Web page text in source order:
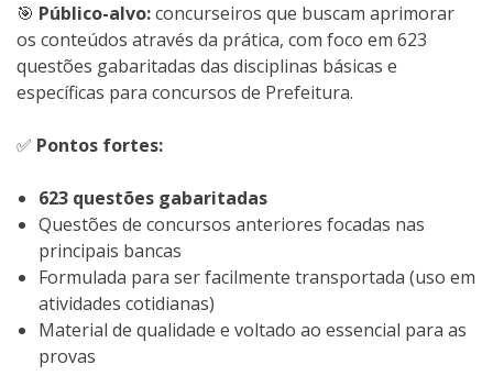
🎯 Público-alvo:concurseiros que buscam aprimorar
os conteúdos através da prática, com foco em 623
questões gabaritadas das disciplinas básicas e
específicas para concursos de Prefeitura.
✅ Pontos fortes:
623 questões gabaritadas
Questões de concursos anteriores focadas nas
principais bancas
Formulada para ser facilmente transportada (uso em
atividades cotidianas)
Material de qualidade e voltado ao essencial para as
provas